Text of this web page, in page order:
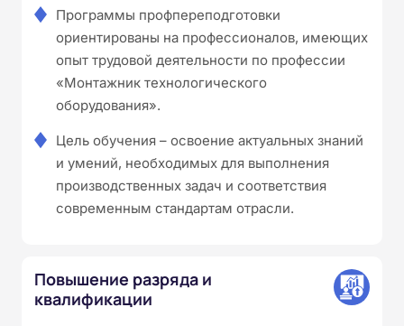
Программы профпереподготовки
ориентированы на профессионалов, имеющих
опыт трудовой деятельности по профессии
«Монтажник технологического
оборудования».
Цель обучения – освоение актуальных знаний
и умений, необходимых для выполнения
производственных задач и соответствия
современным стандартам отрасли.
Повышение разряда и
квалификации